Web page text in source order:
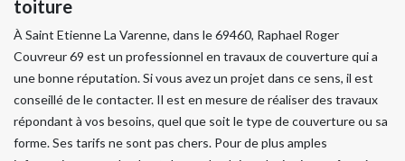
toiture
À Saint Etienne La Varenne, dans le 69460, Raphael Roger
Couvreur 69 est un professionnel en travaux de couverture qui a
une bonne réputation. Si vous avez un projet dans ce sens, il est
conseillé de le contacter. Il est en mesure de réaliser des travaux
répondant à vos besoins, quel que soit le type de couverture ou sa
forme. Ses tarifs ne sont pas chers. Pour de plus amples